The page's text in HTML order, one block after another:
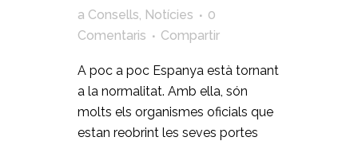
a Consells Notícies
0
Comentaris
Compartir
A poc a poc Espanya està tornant
a la normalitat. Amb ella, són
molts els organismes oficials que
estan reobrint les seves portes